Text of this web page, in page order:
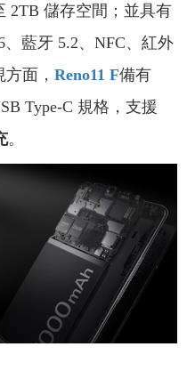
2TB 儲存空間；並具有
藍牙 5.2、NFC、紅外
面， Reno11 F備有
Type-C 規格，支援
。